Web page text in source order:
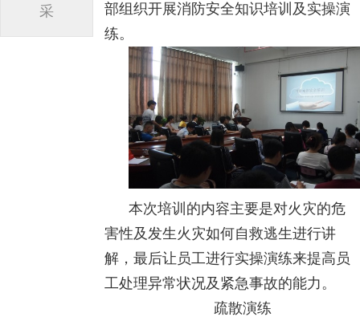
采
部组织开展消防安全知识培训及实操演
练。
本次培训的内容主要是对火灾的危
害性及发生火灾如何自救逃生进行讲
解，最后让员工进行实操演练来提高员
工处理异常状况及紧急事故的能力。
疏散演练